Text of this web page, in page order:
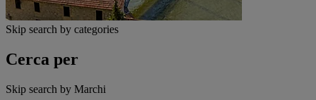
Skip search by categories
Cerca per
Skip search by Marchi